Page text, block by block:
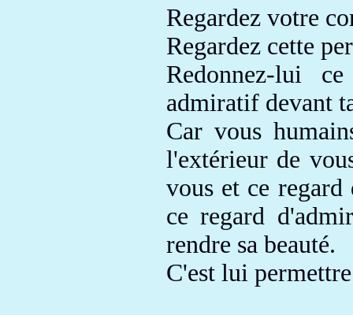
Regardez votre
Regardez cette
Redonnez-lui
admiratif devant
Car vous
l'extérieur de
vous et ce regard
ce regard
rendre sa beauté.
C'est lui